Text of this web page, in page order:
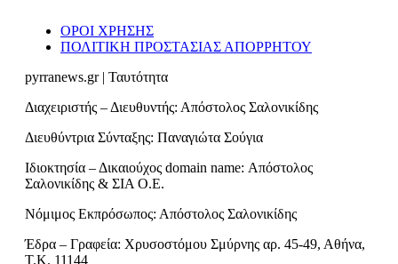
ΟΡΟΙ ΧΡΗΣΗΣ
ΠΟΛΙΤΙΚΗ ΠΡΟΣΤΑΣΙΑΣ ΑΠΟΡΡΗΤΟΥ
pyrranews.gr | Ταυτότητα
Διαχειριστής – Διευθυντής: Απόστολος Σαλονικίδης
Διευθύντρια Σύνταξης: Παναγιώτα Σούγια
Ιδιοκτησία – Δικαιούχος domain name: Απόστολος
Σαλονικίδης & ΣΙΑ Ο.Ε.
Νόμιμος Εκπρόσωπος: Απόστολος Σαλονικίδης
Έδρα – Γραφεία: Χρυσοστόμου Σμύρνης αρ. 45-49, Αθήνα,
Τ.Κ. 11144